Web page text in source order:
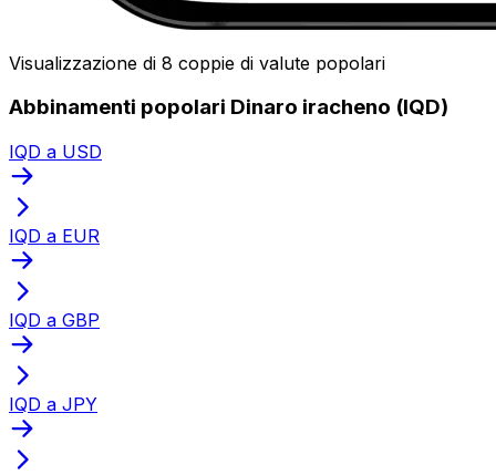
Visualizzazione di 8 coppie di valute popolari
Abbinamenti popolari Dinaro iracheno (IQD)
IQD a USD
IQD a EUR
IQD a GBP
IQD a JPY